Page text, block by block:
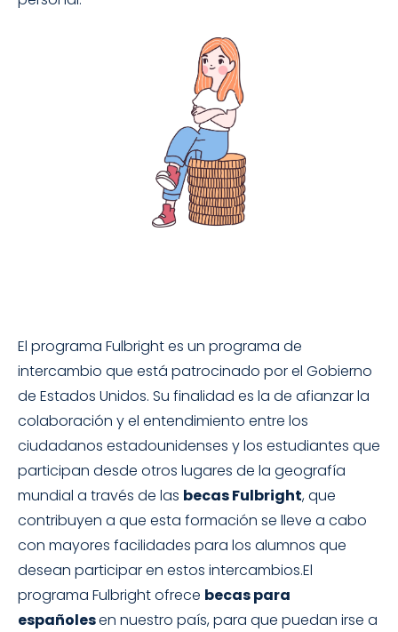
El programa Fulbright es un programa de
intercambio que está patrocinado por el Gobierno
de Estados Unidos. Su finalidad es la de afianzar la
colaboración y el entendimiento entre los
ciudadanos estadounidenses y los estudiantes que
participan desde otros lugares de la geografía
mundial a través de las becas Fulbright, que
contribuyen a que esta formación se lleve a cabo
con mayores facilidades para los alumnos que
desean participar en estos intercambios.El
programa Fulbright ofrece becas para
españolesen nuestro país, para que puedan irse a